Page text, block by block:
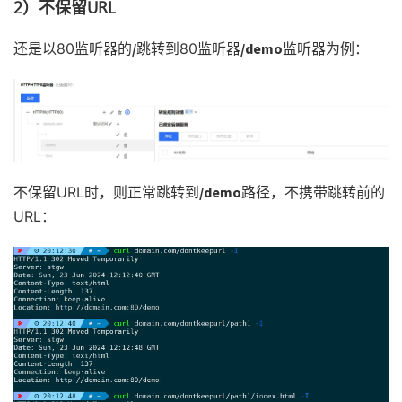
2）不保留URL
还是以80监听器的/跳转到80监听器/demo监听器为例：
不保留URL时，则正常跳转到 /demo路径，不携带跳转前的
URL：